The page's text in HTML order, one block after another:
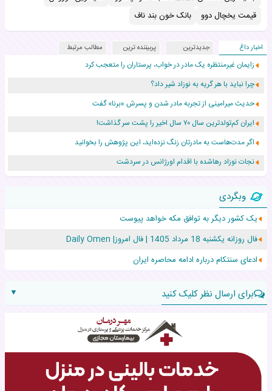
قیمت یخچال دوو
بانک خون بند ناف
اخبار داغ جدیدترین پربیننده ترین مطالب مرتبط
زایمان غیرمنتظره یک مادر در خواب، پرستاران را متعجب کرد
چرا نباید با هر گریه به نوزاد شیر داد؟
حدیث میرامینی از تجربه مادر شدن و پسرش «برنا» گفت
ایران کم‌تولدترین سال ۷۰ سال اخیر را پشت سر گذاشت!
اگر مدت‌هاست به مادرتان زنگ نزده‌اید، این پژوهش را بخوانید
نجات نوزاد رهاشده با اقدام اورژانس در سردشت
۵۵۹ نوزاد در پرو با نام «هالند» به دنیا آمدند!
زن ۲۴ ساله پس از درمان سرطان رحم، مادر شد
افزایش قد این دختر، چند میلیون دلار برای پدرش خرج داشته
حرکت غیرقانونی یک پرستار، جان دوقلوها را نجات داد!
وبگردی
یک کشور دیگر به توافق مکه خواهد پیوست
فال روزانه یکشنبه 18 مرداد 1405 | فال امروز| Daily Omen
ادعای سنتکام درباره ادامه محاصره ایران
برای ارسال نظر کلیک کنید
▼
نظر: